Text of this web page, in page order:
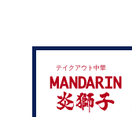
テイクアウト中華